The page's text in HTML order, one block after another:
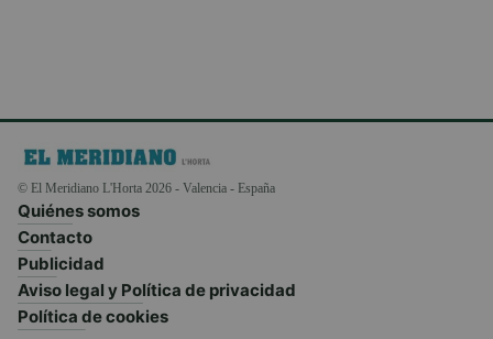
© El Meridiano L'Horta 2026 - Valencia - España
Quiénes somos
Contacto
Publicidad
Aviso legal y Política de privacidad
Política de cookies